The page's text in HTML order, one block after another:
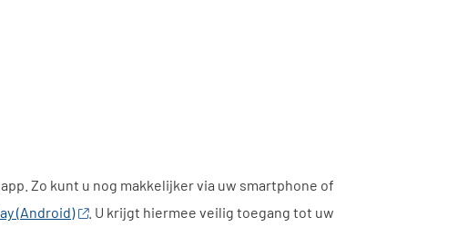
. Zo kunt u nog makkelijker via uw smartphone of
(Android)
. U krijgt hiermee veilig toegang tot uw